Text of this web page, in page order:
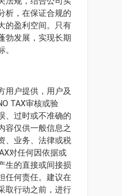
析，在保证合规的
的盈利空间。只有
勃发展，实现长期
用户提供，用户及
TAX审核或验
、过时或不准确的
容仅供一般信息之
、业务、法律或税
对任何因依据或
生的直接或间接损
任何责任。建议在
取行动之前，进行